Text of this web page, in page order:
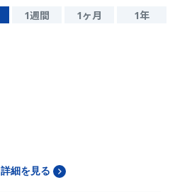
1週間 1ヶ月 1年
詳細を見る